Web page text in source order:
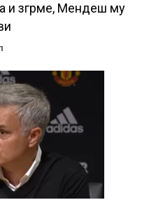
и згрме, Мендеш му